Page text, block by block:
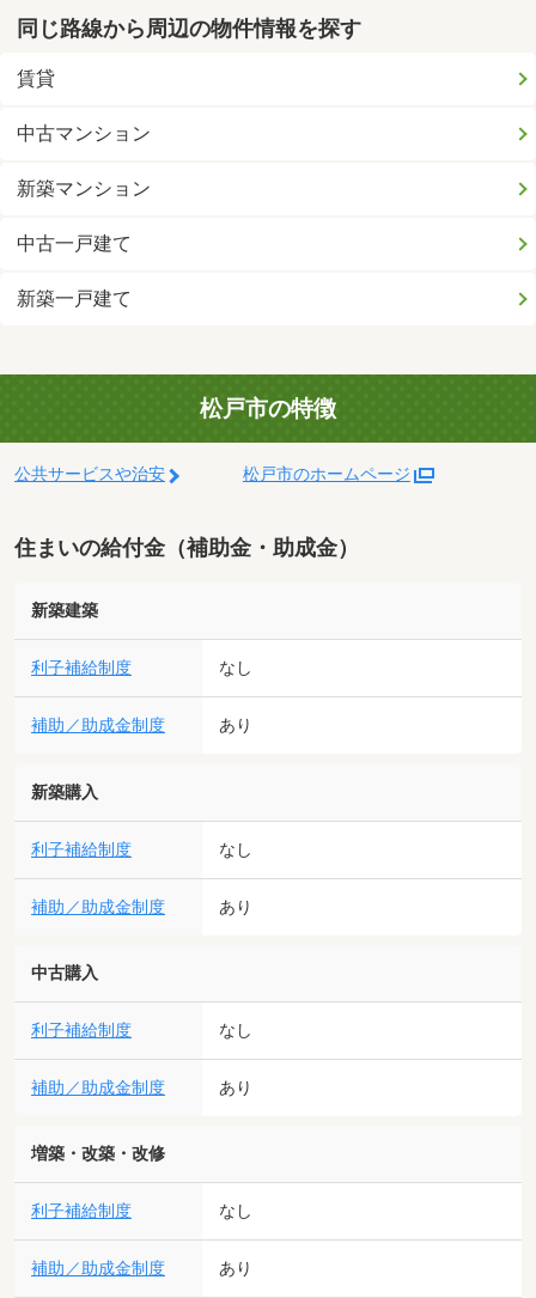
同じ路線から周辺の物件情報を探す
賃貸
中古マンション
新築マンション
中古一戸建て
新築一戸建て
松戸市の特徴
公共サービスや治安 松戸市のホームページ
住まいの給付金（補助金・助成金）
新築建築
利子補給制度 なし
補助／助成金制度 あり
新築購入
利子補給制度 なし
補助／助成金制度 あり
中古購入
利子補給制度 なし
補助／助成金制度 あり
増築・改築・改修
利子補給制度 なし
補助／助成金制度 あり